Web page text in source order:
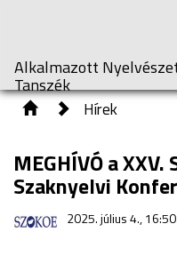
Alkalmazott
Tanszék
Hírek
MEGHÍVÓ a
Szaknyelvi
2025. július 4., 16:50